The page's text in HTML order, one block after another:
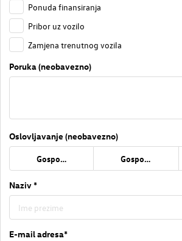
Ponuda finansiranja
Pribor uz vozilo
Zamjena trenutnog vozila
Poruka (neobavezno)
Oslovljavanje (neobavezno)
Gospođa Gospodin
Naziv *
E-mail adresa*